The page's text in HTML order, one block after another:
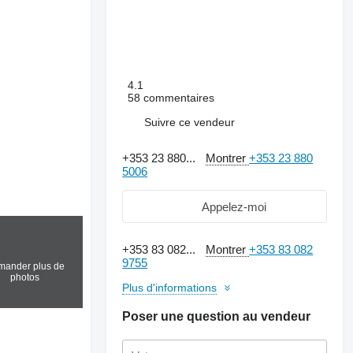
plus de
photos
4.1
58 commentaires
Suivre ce vendeur
+353 23 880... Montrer+353 23 880
5006
Appelez-moi
+353 83 082... Montrer+353 83 082
9755
Plus d'informations
Poser une question au vendeur